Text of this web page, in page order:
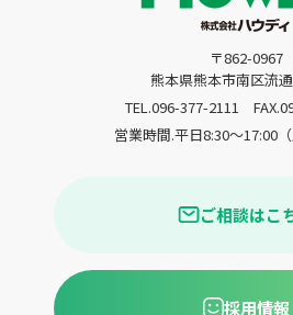
〒862-0967
熊本県熊本市南区流
TEL.096-377-2111
営業時間.平日8:30〜17:00（
ご相談はこ
採用情報